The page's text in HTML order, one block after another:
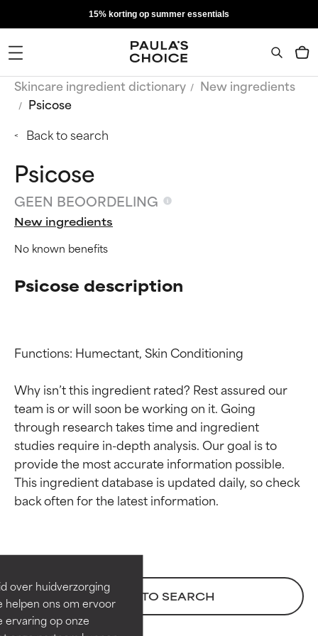
over huidverzorging
helpen ons om ervoor
ervaring op onze
15% korting op summer essentials
Skincare ingredient dictionary
New ingredients
Psicose
Back to search
Psicose
GEEN BEOORDELING
New ingredients
No known benefits
Psicose description
Functions: Humectant, Skin Conditioning
Why isn’t this ingredient rated? Rest assured our
team is or will soon be working on it. Going
through research takes time and ingredient
studies require in-depth analysis. Our goal is to
provide the most accurate information possible.
This ingredient database is updated daily, so check
BACK TO SEARCH
Beoordelingen van
Bewezen en ondersteund door
onafhankelijk onderzoek.
Uitstekend actief ingrediënt
voor de meeste huidtypen of
Beoordelingen van
Bewezen en ondersteund door
onafhankelijk onderzoek.
Uitstekend actief ingrediënt
voor de meeste huidtypen of